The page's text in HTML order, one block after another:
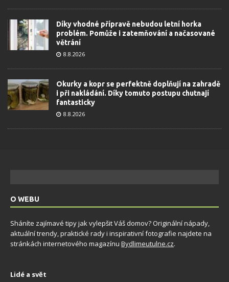
Díky vhodné přípravě nebudou letní horka
problém. Pomůže i zatemňování a načasované
větrání
8.8.2026
Okurky a kopr se perfektně doplňují na zahradě
i při nakládání. Díky tomuto postupu chutnají
fantasticky
8.8.2026
O WEBU
Sháníte zajímavé tipy jak vylepšit Váš domov? Originální nápady,
aktuální trendy, praktické rady i inspirativní fotografie najdete na
stránkách internetového magazínu Bydlimeutulne.cz.
Lidé a svět